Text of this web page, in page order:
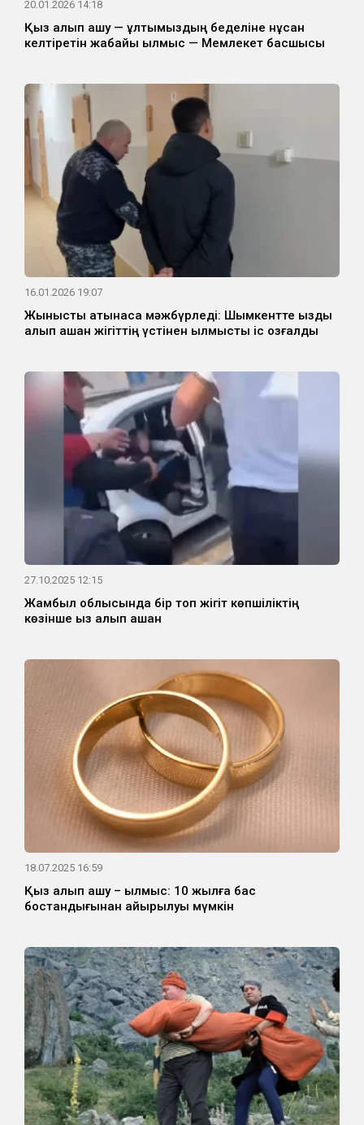
20.01.2026 14:18
Қыз алып қашу — ұлтымыздың беделіне нұқсан
келтіретін жабайы қылмыс — Мемлекет басшысы
16.01.2026 19:07
Жыныстық қатынасқа мәжбүрледі: Шымкентте қызды
алып қашқан жігіттің үстінен қылмыстық іс қозғалды
27.10.2025 12:15
Жамбыл облысында бір топ жігіт көпшіліктің
көзінше қыз алып қашқан
18.07.2025 16:59
Қыз алып қашу – қылмыс: 10 жылға бас
бостандығынан айырылуы мүмкін